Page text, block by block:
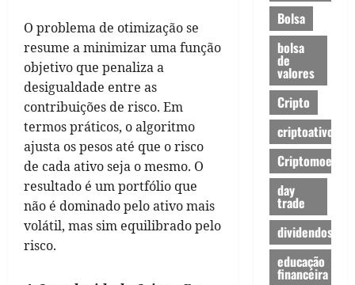
O problema de otimização se
resume a minimizar uma função
objetivo que penaliza a
desigualdade entre as
contribuições de risco. Em
termos práticos, o algoritmo
ajusta os pesos até que o risco
de cada ativo seja o mesmo. O
resultado é um portfólio que
não é dominado pelo ativo mais
volátil, mas sim equilibrado pelo
risco.
Bolsa
bolsa
de
valores
Cripto
criptoativos
Criptomoedas
day
trade
dividendos
educação
financeira